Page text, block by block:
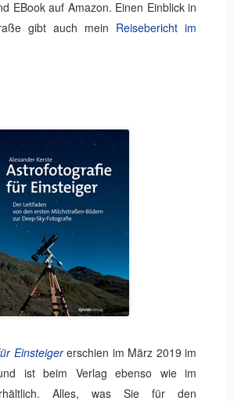
EBook auf Amazon. Einen Einblick in
gibt auch mein Reisebericht im
Einsteigererschien im März 2019 im
ist beim Verlag ebenso wie im
Alles, was Sie für den